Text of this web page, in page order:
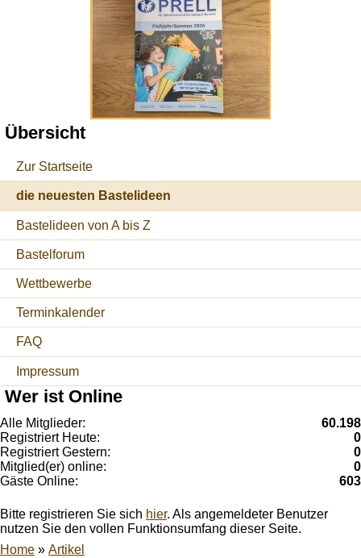
Übersicht
Zur Startseite
die neuesten Bastelideen
Bastelideen von A bis Z
Bastelforum
Wettbewerbe
Terminkalender
FAQ
Impressum
Wer ist Online
Alle Mitglieder:
60.198
Registriert Heute:
0
Registriert Gestern:
0
Mitglied(er) online:
0
Gäste Online:
603
Bitte registrieren Sie sich hier. Als angemeldeter Benutzer
nutzen Sie den vollen Funktionsumfang dieser Seite.
Home » Artikel